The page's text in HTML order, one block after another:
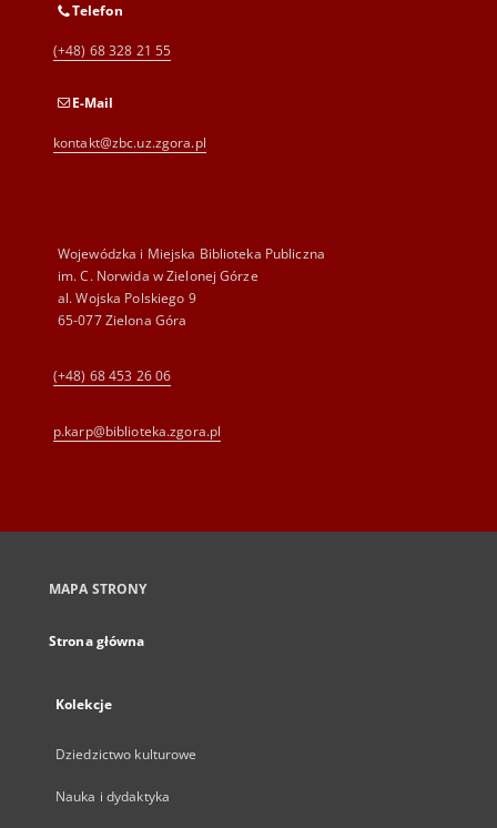
Telefon
(+48) 68 328 21 55
E-Mail
kontakt@zbc.uz.zgora.pl
Wojewódzka i Miejska Biblioteka Publiczna
im. C. Norwida w Zielonej Górze
al. Wojska Polskiego 9
65-077 Zielona Góra
(+48) 68 453 26 06
p.karp@biblioteka.zgora.pl
MAPA STRONY
Strona główna
Kolekcje
Dziedzictwo kulturowe
Nauka i dydaktyka